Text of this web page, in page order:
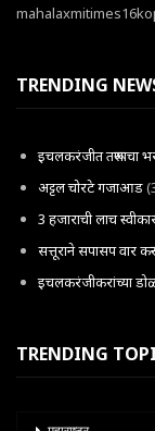
TRENDING
इचलकरंजीत तरूणाचा
अट्टल चोरटे गजाआड
3 हजाराची लाच
सत्तूराने सपासप वार
इचलकरंजीकरांच्या
TRENDING